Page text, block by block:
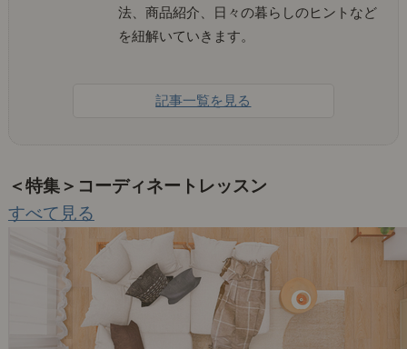
法、商品紹介、日々の暮らしのヒントなど
を紐解いていきます。
記事一覧を見る
＜特集＞コーディネートレッスン
すべて見る